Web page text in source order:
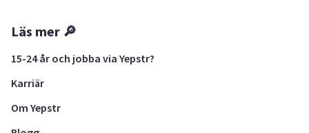
Läs mer 🔎
15-24 år och jobba via Yepstr?
Karriär
Om Yepstr